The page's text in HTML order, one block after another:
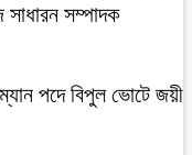
সম্পাদক
পদে বিপুল ভোটে জয়ী